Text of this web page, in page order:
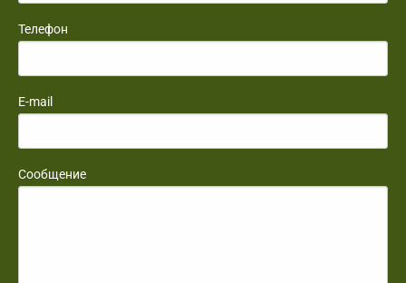
Телефон
E-mail
Сообщение